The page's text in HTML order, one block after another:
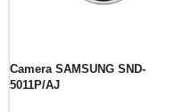
Camera SAMSUNG SND-
5011P/AJ